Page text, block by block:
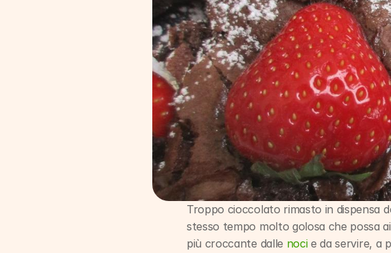
Troppo cioccolato rimasto in dispensa
stesso tempo molto golosa che possa
più croccante dalle noci e da servire, a